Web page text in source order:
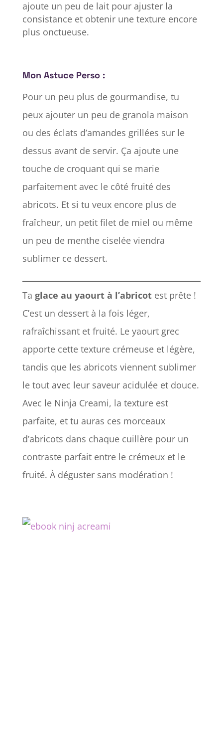
ajoute un peu de lait pour ajuster la
consistance et obtenir une texture encore
plus onctueuse.
Mon Astuce Perso :
Pour un peu plus de gourmandise, tu
peux ajouter un peu de granola maison
ou des éclats d’amandes grillées sur le
dessus avant de servir. Ça ajoute une
touche de croquant qui se marie
parfaitement avec le côté fruité des
abricots. Et si tu veux encore plus de
fraîcheur, un petit filet de miel ou même
un peu de menthe ciselée viendra
sublimer ce dessert.
Ta glace au yaourt à l’abricotest prête !
C’est un dessert à la fois léger,
rafraîchissant et fruité. Le yaourt grec
apporte cette texture crémeuse et légère,
tandis que les abricots viennent sublimer
le tout avec leur saveur acidulée et douce.
Avec le Ninja Creami, la texture est
parfaite, et tu auras ces morceaux
d’abricots dans chaque cuillère pour un
contraste parfait entre le crémeux et le
fruité. À déguster sans modération !